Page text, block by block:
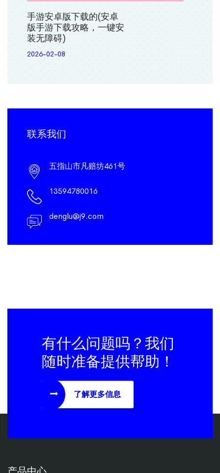
手游安卓版下载的(安卓
版手游下载攻略，一键安
装无障碍)
2026-02-08
联系我们
五指山市凡赔坊461号
13594780016
denglu@j9.com
有什么问题吗？我们
随时准备提供帮助！
了解更多信息